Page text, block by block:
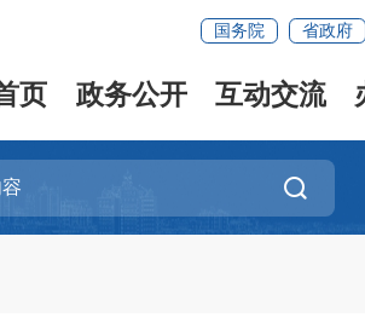
国务院 省政府
页 政务公开 互动交流